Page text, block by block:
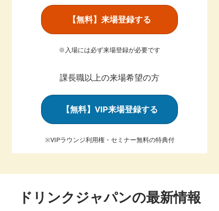
【無料】来場登録する
※入場には必ず来場登録が必要です
課長職以上の来場希望の方
【無料】VIP来場登録する
※VIPラウンジ利用権・セミナー無料の特典付
ドリンクジャパンの最新情報